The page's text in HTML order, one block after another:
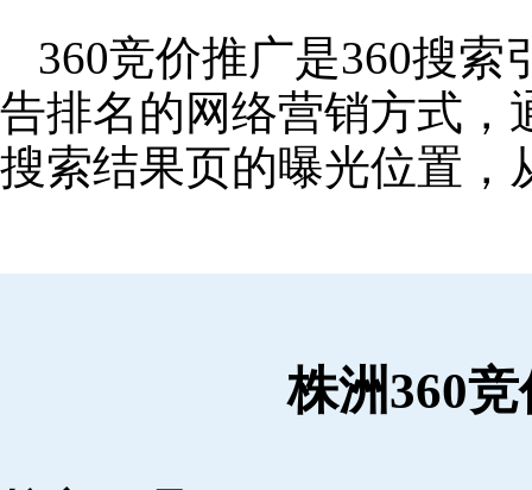
360竞价推广是360搜
告排名的网络营销方式，
搜索结果页的曝光位置，
株洲360